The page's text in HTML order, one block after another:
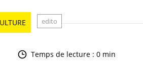
edito
Temps de lecture : 0 min